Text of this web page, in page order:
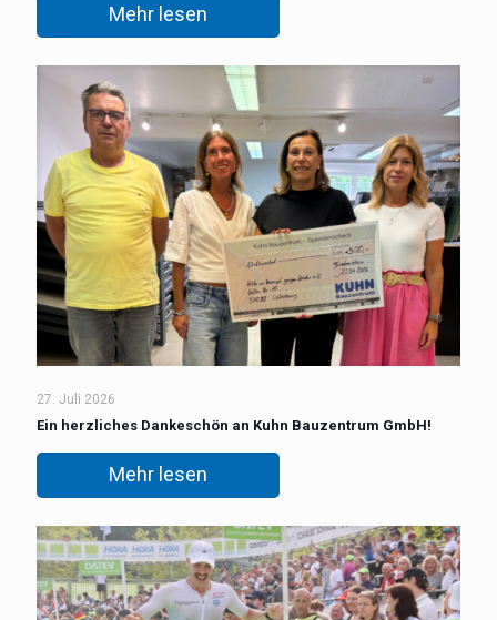
Mehr lesen
27. Juli 2026
Ein herzliches Dankeschön an Kuhn Bauzentrum GmbH!
Mehr lesen